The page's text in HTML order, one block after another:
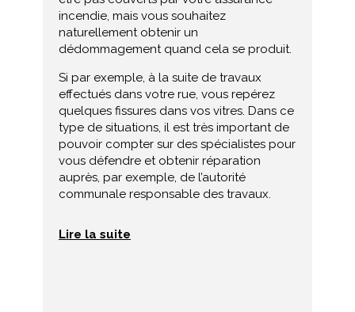
incendie, mais vous souhaitez
naturellement obtenir un
dédommagement quand cela se produit.
Si par exemple, à la suite de travaux
effectués dans votre rue, vous repérez
quelques fissures dans vos vitres. Dans ce
type de situations, il est très important de
pouvoir compter sur des spécialistes pour
vous défendre et obtenir réparation
auprès, par exemple, de l’autorité
communale responsable des travaux.
Lire la suite